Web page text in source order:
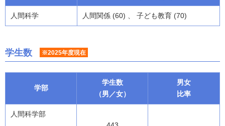
人間科学 人間関係 (60) 、 子ども教育 (70)
学生数 ※2025年度現在
学部
学生数
（男／女）
男女
比率
人間科学部